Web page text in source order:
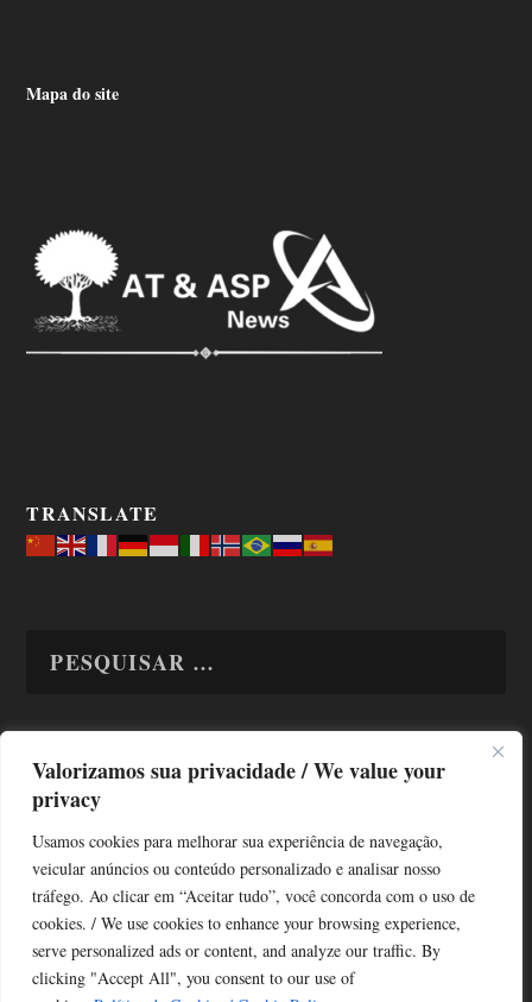
Valorizamos sua privacidade / We value your
privacy
Usamos cookies para melhorar sua experiência de navegação,
veicular anúncios ou conteúdo personalizado e analisar nosso
tráfego. Ao clicar em “Aceitar tudo”, você concorda com o uso de
cookies. / We use cookies to enhance your browsing experience,
serve personalized ads or content, and analyze our traffic. By
clicking "Accept All", you consent to our use of
Mapa do site
TRANSLATE
TODAS OS ASSUNTOS
Copyright © Alô Tatuapé 2013 / 2026
Desenvolvido por ALOSP MKT DIGITAL